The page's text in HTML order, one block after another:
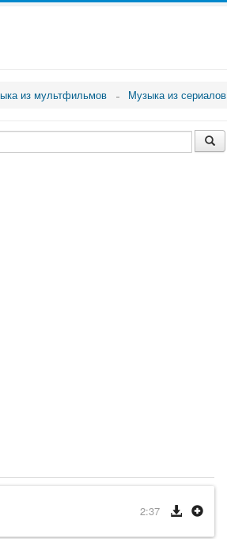
из мультфильмов Музыка из сериалов
2:37